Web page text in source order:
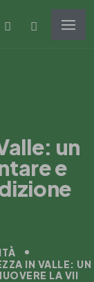
un
e
IN VALLE: UN
LA VII